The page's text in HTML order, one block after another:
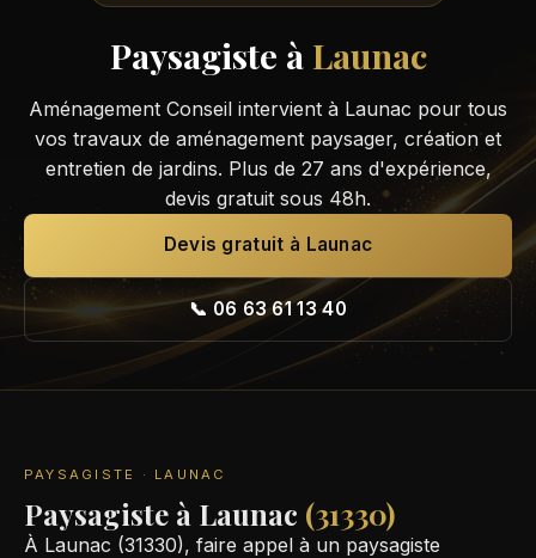
Paysagiste à Launac
Aménagement Conseil intervient à Launac pour tous
vos travaux de aménagement paysager, création et
entretien de jardins. Plus de 27 ans d'expérience,
devis gratuit sous 48h.
Devis gratuit à Launac
📞 06 63 61 13 40
PAYSAGISTE · LAUNAC
Paysagiste à Launac (31330)
À Launac (31330), faire appel à un paysagiste